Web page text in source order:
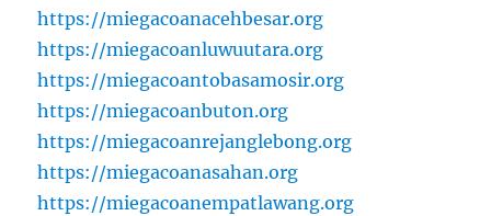
https://miegacoanacehbesar.org
https://miegacoanluwuutara.org
https://miegacoantobasamosir.org
https://miegacoanbuton.org
https://miegacoanrejanglebong.org
https://miegacoanasahan.org
https://miegacoanempatlawang.org